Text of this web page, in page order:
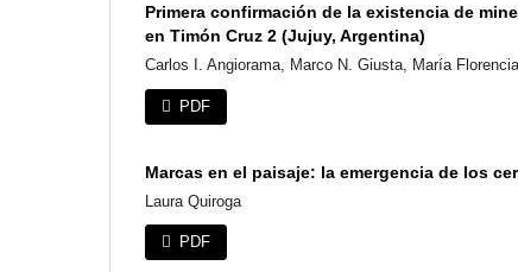
Primera confirmación de la existencia de
en Timón Cruz 2 (Jujuy, Argentina)
Carlos I. Angiorama, Marco N. Giusta, María
PDF
Marcas en el paisaje: la emergencia de los
Laura Quiroga
PDF